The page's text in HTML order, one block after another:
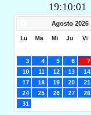
19:10:02
Agosto 2026
Lu Ma Mi Ju Vi
3
4 5 6 7
10
11 12 13 14
17
18 19 20 21
24
25 26 27 28
31